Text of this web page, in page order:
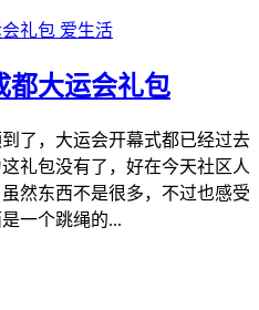
爱生活
都大运会礼包
了，大运会开幕式都已经过去
礼包没有了，好在今天社区人
然东西不是很多，不过也感受
一个跳绳的...